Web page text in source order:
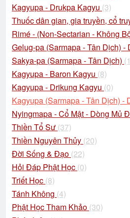
Kagyupa - Drukpa Kagyu (3)
Thuốc dân gian, gia truyền, cổ
Rimé - (Non-Sectarian - Không
Gelug-pa (Sarmapa - Tân Dịch) -
Sakya-pa (Sarmapa - Tân Dịch)
Kagyupa - Baron Kagyu (8)
Kagyupa - Drikung Kagyu (0)
Kagyupa (Sarmapa - Tân Dịch) -
Nyingmapa - Cổ Mật - Dòng Mủ
Thiền Tổ Sư (37)
Thiền Nguyên Thủy (20)
Đời Sống & Đạo (22)
Hỏi Đáp Phật Học (0)
Triết Học (8)
Tánh Không (4)
Phật Học Tham Khảo (30)